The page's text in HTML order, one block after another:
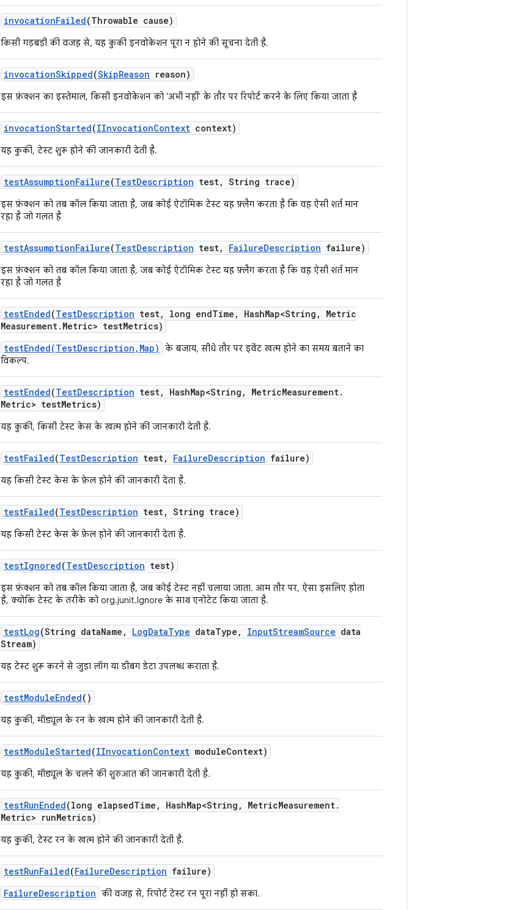
invocationFailed(Throwable cause)
किसी गड़बड़ी की वजह से, यह कुकी इनवोकेशन पूरा न होने की सूचना देती है.
invocationSkipped(SkipReason reason)
इस फ़ंक्शन का इस्तेमाल, किसी इनवोकेशन को 'अभी नहीं' के तौर पर रिपोर्ट करने के लिए किया जाता है
invocationStarted(IInvocationContext context)
यह कुकी, टेस्ट शुरू होने की जानकारी देती है.
testAssumptionFailure(TestDescription test, String trace)
इस फ़ंक्शन को तब कॉल किया जाता है, जब कोई ऐटॉमिक टेस्ट यह फ़्लैग करता है कि वह ऐसी शर्त मान
रहा है जो गलत है
testAssumptionFailure(TestDescription test, FailureDescription failure)
इस फ़ंक्शन को तब कॉल किया जाता है, जब कोई ऐटॉमिक टेस्ट यह फ़्लैग करता है कि वह ऐसी शर्त मान
रहा है जो गलत है
testEnded(TestDescription test, long endTime , HashMap<String ,
Metric
Measurement. Metric> testMetrics)
testEnded(TestDescription,Map)
के बजाय, सीधे तौर पर इवेंट खत्म होने का समय बताने का
विकल्प.
testEnded(TestDescription test, HashMap<String , MetricMeasurement.
Metric> testMetrics)
यह कुकी, किसी टेस्ट केस के खत्म होने की जानकारी देती है.
testFailed(TestDescription test, FailureDescription failure)
यह किसी टेस्ट केस के फ़ेल होने की जानकारी देता है.
testFailed(TestDescription test, String trace)
यह किसी टेस्ट केस के फ़ेल होने की जानकारी देता है.
testIgnored(TestDescription test)
इस फ़ंक्शन को तब कॉल किया जाता है, जब कोई टेस्ट नहीं चलाया जाता. आम तौर पर, ऐसा इसलिए होता
है, क्योंकि टेस्ट के तरीके को org.junit.Ignore के साथ एनोटेट किया जाता है.
testLog(String dataName , LogDataType dataType , InputStreamSource data
Stream)
यह टेस्ट शुरू करने से जुड़ा लॉग या डीबग डेटा उपलब्ध कराता है.
testModuleEnded()
यह कुकी, मॉड्यूल के रन के खत्म होने की जानकारी देती है.
testModuleStarted(IInvocationContext moduleContext)
यह कुकी, मॉड्यूल के चलने की शुरुआत की जानकारी देती है.
testRunEnded(long elapsedTime , HashMap<String , MetricMeasurement.
Metric> runMetrics)
यह कुकी, टेस्ट रन के खत्म होने की जानकारी देती है.
testRunFailed(FailureDescription failure)
FailureDescription की वजह से, रिपोर्ट टेस्ट रन पूरा नहीं हो सका.